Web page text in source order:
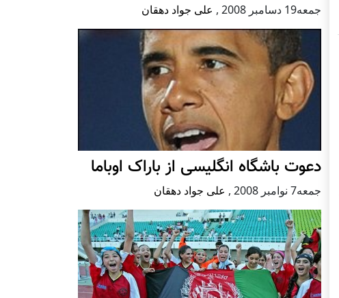
جمعه19 دسامبر 2008 , علی جواد دهقان
دعوت باشگاه انگلیسی از باراک اوباما
جمعه7 نوامبر 2008 , علی جواد دهقان